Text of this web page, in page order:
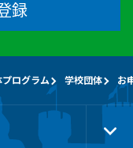
録
ログラム 学校団体 お